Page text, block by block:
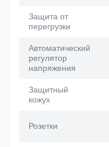
Защита от
перегрузки
Автоматический
регулятор
напряжения
Защитный
кожух
Розетки